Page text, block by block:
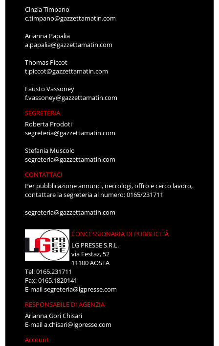
Cinzia Timpano
c.timpano@gazzettamatin.com
Arianna Papalia
a.papalia@gazzettamatin.com
Thomas Piccot
t.piccot@gazzettamatin.com
Fausto Vassoney
f.vassoney@gazzettamatin.com
SEGRETERIA
Roberta Prodoti
segreteria@gazzettamatin.com
Stefania Muscolo
segreteria@gazzettamatin.com
CONTATTACI
Per pubblicazione annunci, necrologi, offro e cerco lavoro,
contattare la segreteria al numero: 0165/231711
segreteria@gazzettamatin.com
CONCESSIONARIA DI PUBBLICITÀ
LG PRESSE S.R.L.
via Festaz, 52
11100 AOSTA
Tel: 0165.231711
Fax: 0165.1820141
E-mailsegreteria@lgpresse.com
RESPONSABILE DI AGENZIA
Arianna Gori Chisari
E-maila.chisari@lgpresse.com
Account